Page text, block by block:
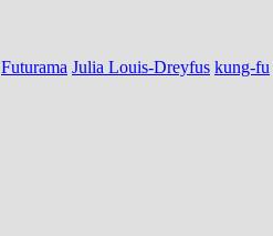
Futurama Julia Louis-Dreyfus kung-fu